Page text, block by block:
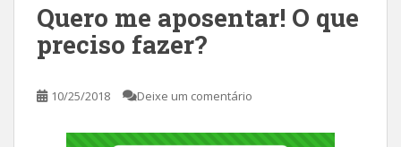
Quero me aposentar! O que
preciso fazer?
10/25/2018 Deixe um comentário